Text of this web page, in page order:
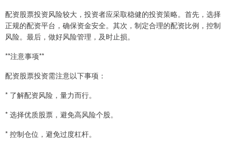
配资股票投资风险较大，投资者应采取稳健的投资策略。首先，选择
正规的配资平台，确保资金安全。其次，制定合理的配资比例，控制
风险。最后，做好风险管理，及时止损。
**注意事项**
配资股票投资需注意以下事项：
* 了解配资风险，量力而行。
* 选择优质股票，避免高风险个股。
* 控制仓位，避免过度杠杆。